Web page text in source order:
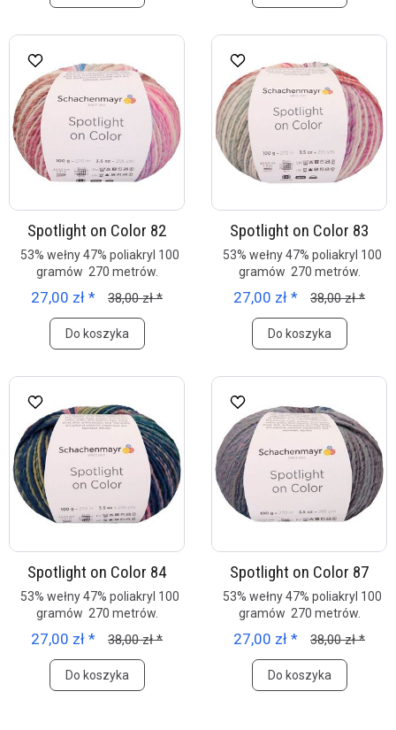
Spotlight on Color 82
53% wełny 47% poliakryl 100
gramów 270 metrów.
27,00 zł * 38,00 zł *
Do koszyka
Spotlight on Color 83
53% wełny 47% poliakryl 100
gramów 270 metrów.
27,00 zł * 38,00 zł *
Do koszyka
Spotlight on Color 84
53% wełny 47% poliakryl 100
gramów 270 metrów.
27,00 zł * 38,00 zł *
Do koszyka
Spotlight on Color 87
53% wełny 47% poliakryl 100
gramów 270 metrów.
27,00 zł * 38,00 zł *
Do koszyka